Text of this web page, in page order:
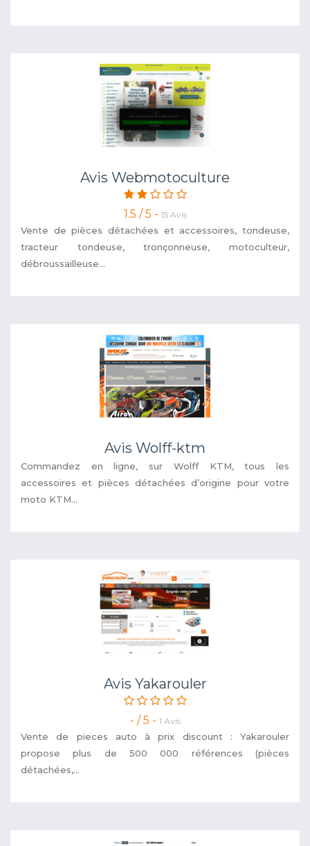
Avis Webmotoculture
1.5 / 5 - 15 Avis
Vente de pièces détachées et accessoires, tondeuse,
tracteur tondeuse, tronçonneuse, motoculteur,
débroussailleuse...
Avis Wolff-ktm
Commandez en ligne, sur Wolff KTM, tous les
accessoires et pièces détachées d’origine pour votre
moto KTM...
Avis Yakarouler
- / 5 - 1 Avis
Vente de pieces auto à prix discount : Yakarouler
propose plus de 500 000 références (pièces
détachées,...